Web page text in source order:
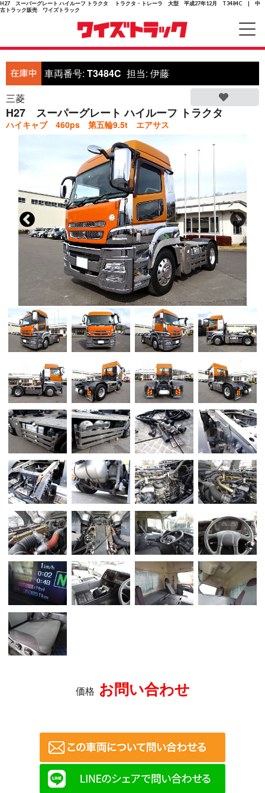
H27 スーパーグレート ハイルーフ トラクタ トラクタ・トレーラ 大型 平成27年12月 T3484C | 中
古トラック販売 ワイズトラック
車両番号: T3484C 担当: 伊藤
三菱
H27 スーパーグレート ハイルーフ トラクタ
ハイキャブ 460ps 第五輪9.5t エアサス
価格 お問い合わせ